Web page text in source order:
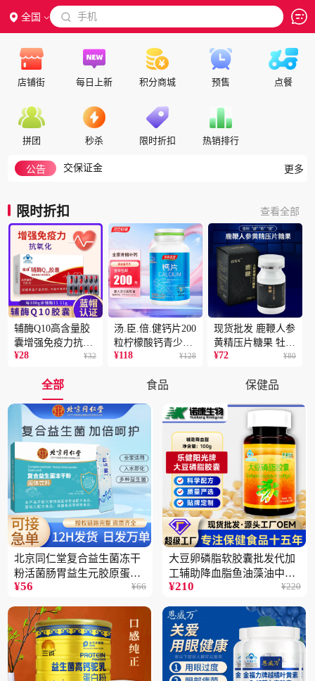
全国  手机
店铺街 每日上新 积分商城 预售 点餐
拼团 秒杀 限时折扣 热销排行
公告
隐私政策
代理合作
入驻帮助
积分兑换说明
如何搜索
更多
限时折扣 查看全部
辅酶Q10高含量胶
囊增强免疫力抗氧
化蓝帽保健食品批
¥28 ¥32
汤.臣.倍.健钙片200
粒柠檬酸钙青少年
成人补钙骨骼健康
¥118 ¥128
现货批发 鹿鞭人参
黄精压片糖果 牡蛎
片 男性片剂人参黄
¥72 ¥80
全部 食品 保健品
北京同仁堂复合益生菌冻干
粉活菌肠胃益生元胶原蛋白
固体饮料批发3件
¥56 ¥66
大豆卵磷脂软胶囊批发代加
工辅助降血脂鱼油藻油中老
年蓝帽保健品5瓶
¥210 ¥220